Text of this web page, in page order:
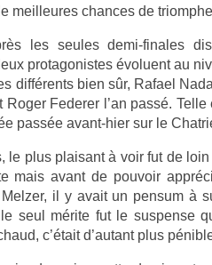
meil­leures chan­ces de
les seules demi-finales
pro­tagonis­tes évoluent au
différents bien sûr, Rafael
Roger Feder­er l’an passé.
passée avant-hier sur le
le plus plaisant à voir fut de
mais avant de pouvoir
il y avait un pen­sum à
seul mérite fut le sus­pen­se
c’était d’autant plus